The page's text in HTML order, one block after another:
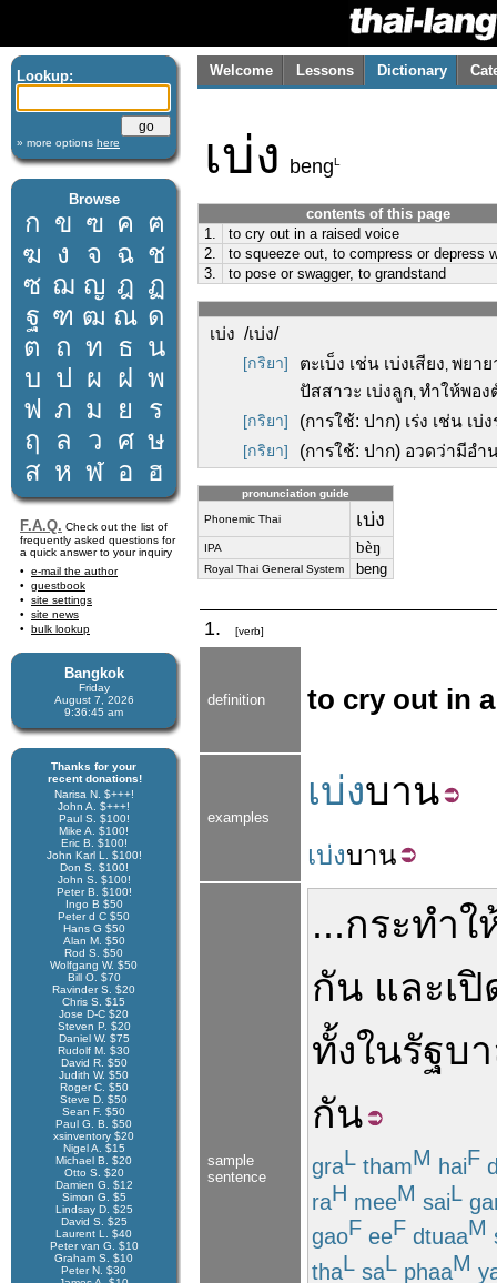
Lookup:
» more options here
Browse
ก ข ฃ ค ฅ
ฆ ง จ ฉ ช
ซ ฌ ญ ฎ ฏ
ฐ ฑ ฒ ณ ด
ต ถ ท ธ น
บ ป ผ ฝ พ
ฟ ภ ม ย
ร
ฤ
ล ว ศ ษ
ส ห ฬ อ ฮ
F.A.Q. Check out the list of
frequently asked questions for
a quick answer to your inquiry
e-mail the author
guestbook
site settings
site news
bulk lookup
Bangkok
Friday
August 7, 2026
9:36:45 am
Thanks for your
recent donations!
Narisa N. $+++!
John A. $+++!
Paul S. $100!
Mike A. $100!
Eric B. $100!
John Karl L. $100!
Don S. $100!
John S. $100!
Peter B. $100!
Ingo B $50
Peter d C $50
Hans G $50
Alan M. $50
Rod S. $50
Wolfgang W. $50
Bill O. $70
Ravinder S. $20
Chris S. $15
Jose D-C $20
Steven P. $20
Daniel W. $75
Rudolf M. $30
David R. $50
Judith W. $50
Roger C. $50
Steve D. $50
Sean F. $50
Paul G. B. $50
xsinventory $20
Nigel A. $15
Michael B. $20
Otto S. $20
Damien G. $12
Simon G. $5
Lindsay D. $25
David S. $25
Laurent L. $40
Peter van G. $10
Graham S. $10
Peter N. $30
Welcome Lessons Dictionary
เบ่ง bengL
contents of this page
1.
to cry out in a raised voice
2.
to squeeze out, to compress or depress
3.
to pose or swagger, to grandstand
เบ่ง /เบ่ง/
[กริยา] ตะเบ็ง เช่น เบ่งเสียง, พยาย
ปัสสาวะ เบ่งลูก, ทำให้พอง
[กริยา] (การใช้: ปาก) เร่ง เช่น เบ่
[กริยา] (การใช้: ปาก) อวดว่ามีอำ
pronunciation guide
Phonemic Thai เบ่ง
IPA bèŋ
Royal Thai General System beng
1. [verb]
definition to cry out in
examples
เบ่งบาน
เบ่งบาน
sample
sentence
...กระทำใ
กัน และเ
ทั้งในรัฐบ
กัน
graL thamM haiF
raH meeM saiL
gaoF eeF dtuaaM
thaL saL phaaM